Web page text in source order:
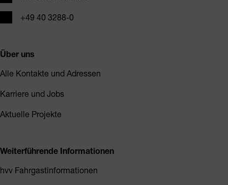
Telefon+49 40 3288-0
Über uns
Alle Kontakte und Adressen
Karriere und Jobs
Aktuelle Projekte
Weiterführende Informationen
hvv Fahrgastinformationen